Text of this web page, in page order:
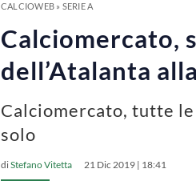
CALCIOWEB» SERIE A
Calciomercato,
dell’Atalanta
Calciomercato, tutte
solo
diStefano Vitetta 21 Dic 2019 | 18:41